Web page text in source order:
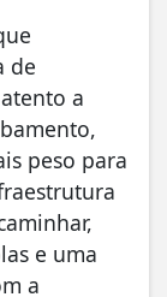
de
a
peso para
e uma
a